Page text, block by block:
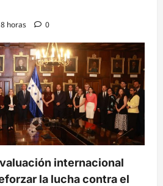
horas 0
internacional
la lucha contra el